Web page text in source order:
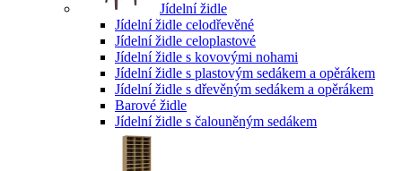
Jídelní židle
Jídelní židle celodřevěné
Jídelní židle celoplastové
Jídelní židle s kovovými nohami
Jídelní židle s plastovým sedákem a opěrákem
Jídelní židle s dřevěným sedákem a opěrákem
Barové židle
Jídelní židle s čalouněným sedákem